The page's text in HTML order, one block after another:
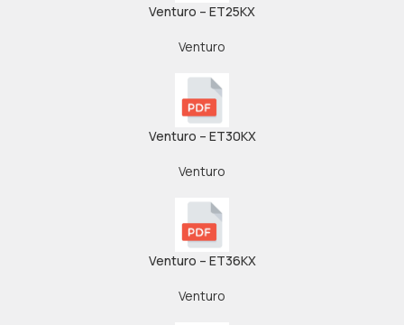
Venturo – ET25KX
Venturo
Venturo – ET30KX
Venturo
Venturo – ET36KX
Venturo